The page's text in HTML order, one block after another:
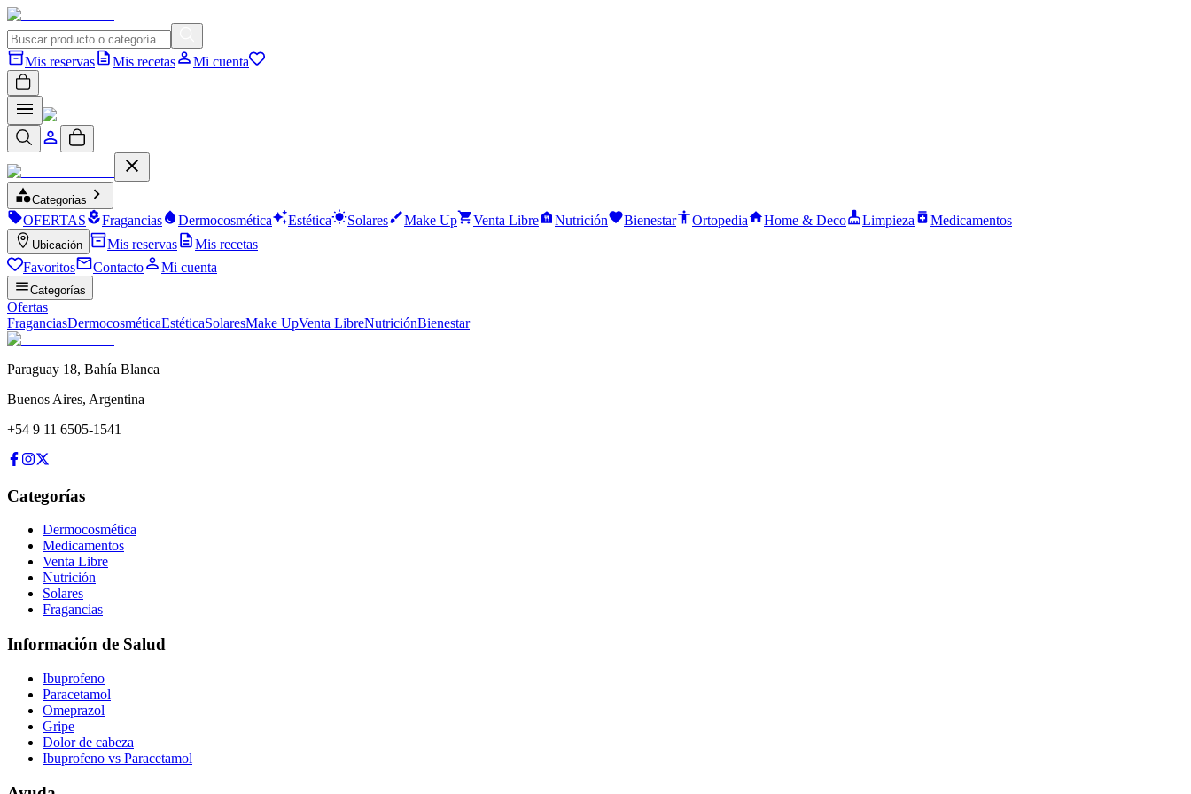
Mis reservas Mis recetas Mi cuenta
Categorias
OFERTAS Fragancias Dermocosmética Estética Solares Make Up Venta Libre Nutrición Bienestar Ortopedia Home & Deco Limpieza Medicamentos
Ubicación Mis reservas
Mis recetas
Favoritos
Contacto Mi cuenta
Categorías
Ofertas
FraganciasDermocosméticaEstéticaSolaresMake UpVenta LibreNutriciónBienestar
Paraguay 18, Bahía Blanca
Buenos Aires, Argentina
+54 9 11 6505-1541
Categorías
Dermocosmética
Medicamentos
Venta Libre
Nutrición
Solares
Fragancias
Información de Salud
Ibuprofeno
Paracetamol
Omeprazol
Gripe
Dolor de cabeza
Ibuprofeno vs Paracetamol